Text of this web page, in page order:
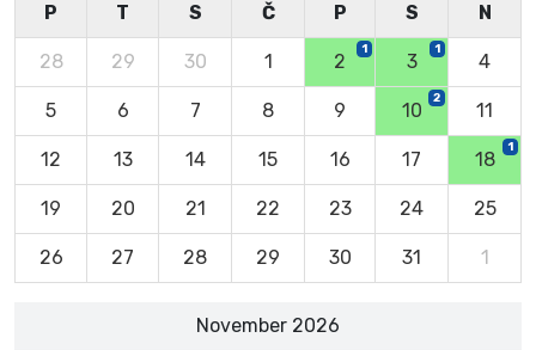
P T S Č P S N
28 29 30 1 2
1
3
1
4
5 6 7 8 9 10
2
11
12 13 14 15 16 17 18
1
19 20 21 22 23 24 25
26 27 28 29 30 31 1
November 2026